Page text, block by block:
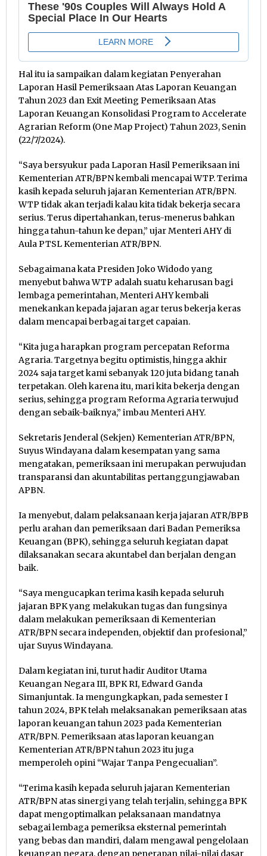
Hal itu ia sampaikan dalam kegiatan Penyerahan
Laporan Hasil Pemeriksaan Atas Laporan Keuangan
Tahun 2023 dan Exit Meeting Pemeriksaan Atas
Laporan Keuangan Konsolidasi Program to Accelerate
Agrarian Reform (One Map Project) Tahun 2023, Senin
(22/7/2024).
“Saya bersyukur pada Laporan Hasil Pemeriksaan ini
Kementerian ATR/BPN kembali mencapai WTP. Terima
kasih kepada seluruh jajaran Kementerian ATR/BPN.
WTP tidak akan terjadi kalau kita tidak bekerja secara
serius. Terus dipertahankan, terus-menerus bahkan
hingga tahun-tahun ke depan,” ujar Menteri AHY di
Aula PTSL Kementerian ATR/BPN.
Sebagaimana kata Presiden Joko Widodo yang
menyebut bahwa WTP adalah suatu keharusan bagi
lembaga pemerintahan, Menteri AHY kembali
menekankan kepada jajaran agar terus bekerja keras
dalam mencapai berbagai target capaian.
“Kita juga harapkan program percepatan Reforma
Agraria. Targetnya begitu optimistis, hingga akhir
2024 saja target kami sebanyak 120 juta bidang tanah
terpetakan. Oleh karena itu, mari kita bekerja dengan
serius, sehingga program Reforma Agraria terwujud
dengan sebaik-baiknya,” imbau Menteri AHY.
Sekretaris Jenderal (Sekjen) Kementerian ATR/BPN,
Suyus Windayana dalam kesempatan yang sama
mengatakan, pemeriksaan ini merupakan perwujudan
transparansi dan akuntabilitas pertanggungjawaban
APBN.
Ia menyebut, dalam pelaksanaan kerja jajaran ATR/BPB
perlu arahan dan pemeriksaan dari Badan Pemeriksa
Keuangan (BPK), sehingga seluruh kegiatan dapat
dilaksanakan secara akuntabel dan berjalan dengan
baik.
“Saya mengucapkan terima kasih kepada seluruh
jajaran BPK yang melakukan tugas dan fungsinya
dalam melakukan pemeriksaan di Kementerian
ATR/BPN secara independen, objektif dan profesional,”
ujar Suyus Windayana.
Dalam kegiatan ini, turut hadir Auditor Utama
Keuangan Negara III, BPK RI, Edward Ganda
Simanjuntak. Ia mengungkapkan, pada semester I
tahun 2024, BPK telah melaksanakan pemeriksaan atas
laporan keuangan tahun 2023 pada Kementerian
ATR/BPN. Pemeriksaan atas laporan keuangan
Kementerian ATR/BPN tahun 2023 itu juga
memperoleh opini “Wajar Tanpa Pengecualian”.
“Terima kasih kepada seluruh jajaran Kementerian
ATR/BPN atas sinergi yang telah terjalin, sehingga BPK
dapat mengoptimalkan pelaksanaan mandatnya
sebagai lembaga pemeriksa eksternal pemerintah
yang bebas dan mandiri, dalam mengawal pengelolaan